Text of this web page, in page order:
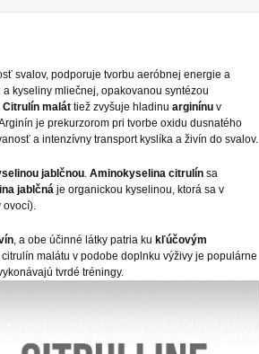
svalov, podporuje tvorbu aeróbnej energie a
kyseliny mliečnej, opakovanou syntézou
Citrulín malát tiež zvyšuje hladinu arginínu v
je prekurzorom pri tvorbe oxidu dusnatého
a intenzívny transport kyslíka a živín do svalov.
jablčnou. Aminokyselina citrulín sa
jablčná je organickou kyselinou, ktorá sa v
ovocí).
, a obe účinné látky patria ku kľúčovým
malátu v podobe doplnku výživy je populárne
tvrdé tréningy.